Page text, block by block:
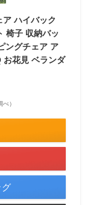
ハイバック
椅子 収納バッ
ングチェア ア
お花見 ベランダ
）